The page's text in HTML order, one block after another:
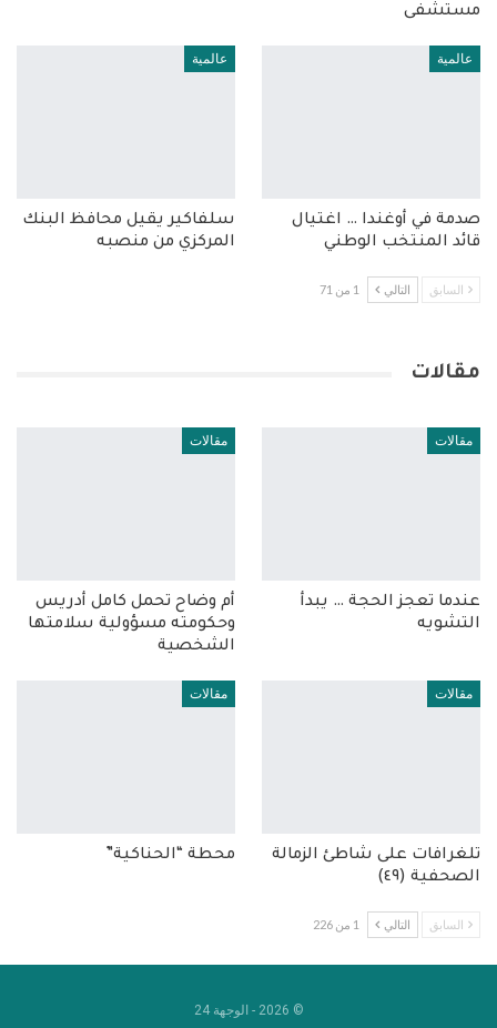
مستشفى
عالمية
صدمة في أوغندا … اغتيال
قائد المنتخب الوطني
عالمية
سلفاكير يقيل محافظ البنك
المركزي من منصبه
السابق التالي 1 من 71
مقالات
مقالات
عندما تعجز الحجة … يبدأ
التشويه
مقالات
أم وضاح تحمل كامل أدريس
وحكومته مسؤولية سلامتها
الشخصية
مقالات
تلغرافات على شاطئ الزمالة
الصحفية (٤٩)
مقالات
محطة “الحناكية”
السابق التالي 1 من 226
© 2026 - الوجهة 24